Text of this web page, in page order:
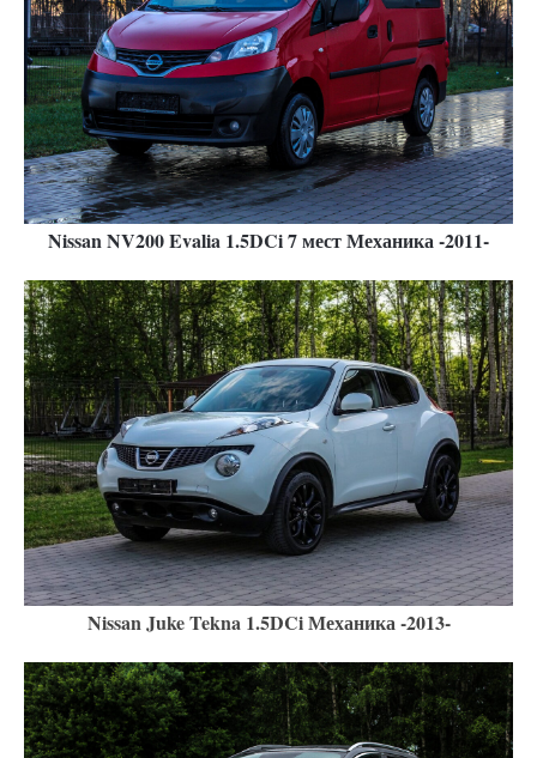
Nissan NV200 Evalia 1.5DCi 7 мест Механика -2011-
Nissan Juke Tekna 1.5DCi Механика -2013-